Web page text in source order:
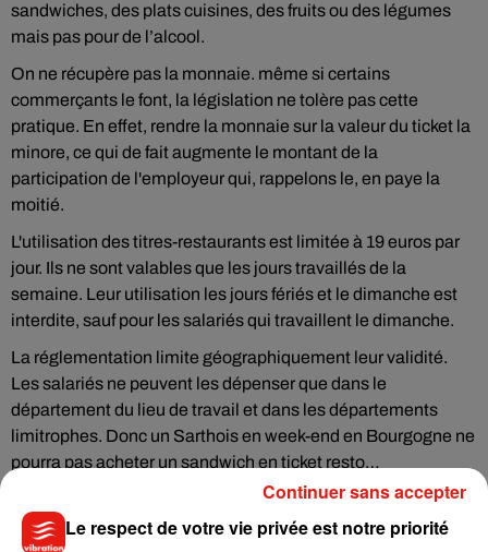
sandwiches, des plats cuisines, des fruits ou des légumes
mais pas pour de l’alcool.
On ne récupère pas la monnaie. même si certains
commerçants le font, la législation ne tolère pas cette
pratique. En effet, rendre la monnaie sur la valeur du ticket la
minore, ce qui de fait augmente le montant de la
participation de l'employeur qui, rappelons le, en paye la
moitié.
L'utilisation des titres-restaurants est limitée à 19 euros par
jour. Ils ne sont valables que les jours travaillés de la
semaine. Leur utilisation les jours fériés et le dimanche est
interdite, sauf pour les salariés qui travaillent le dimanche.
La réglementation limite géographiquement leur validité.
Les salariés ne peuvent les dépenser que dans le
département du lieu de travail et dans les départements
limitrophes. Donc un Sarthois en week-end en Bourgogne ne
pourra pas acheter un sandwich en ticket resto…
Le respect de votre vie privée est notre priorité
Continuer sans accepter